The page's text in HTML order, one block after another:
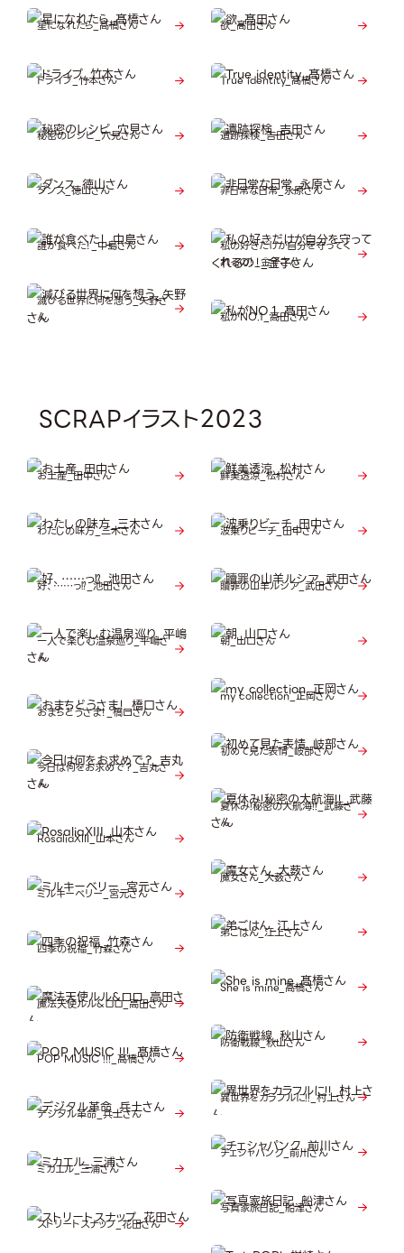
星になれたら_髙橋さん 欲_髙田さん
ドライブ_竹本さん True identity_髙橋さん
秘密のレシピ_穴見さん 遺跡探検_吉田さん
ダンス_徳山さん 非日常な日常_永原さん
誰が食べた！_中島さん
私の好きだけが自分を守ってく
れるの！_金子さん
滅びる世界に何を想う_矢野さ
ん
私がNO.1_髙田さん
SCRAPイラスト2023
お土産_田中さん 鮮美透涼_松村さん
わたしの味方_三木さん 波乗りビーチ_田中さん
好、……っ⁉_池田さん 贖罪の山羊ルシア_武田さん
一人で楽しむ温泉巡り_平嶋さ
ん
朝_山口さん
my collection_正岡さん
おまちどうさま！_橋口さん
初めて見た表情_岐部さん
今日は何をお求めで？_吉丸さ
ん
夏休み!秘密の大航海!!_武藤さ
ん
RosaliaXIII_山本さん
魔女さん_大薮さん
ミルキーベリー_宮元さん
弟ごはん_江上さん
四季の祝福_竹森さん
She is mine_髙橋さん
魔法天使ルル&ロロ_高田さん
防衛戦線_秋山さん
POP MUSIC !!!_髙橋さん
異世界をカラフルに!!_村上さん
デジタル革命_兵土さん
チェシャパンク_前川さん
ミカエル_三浦さん
写真家旅日記_船津さん
ストリートスナップ_花田さん